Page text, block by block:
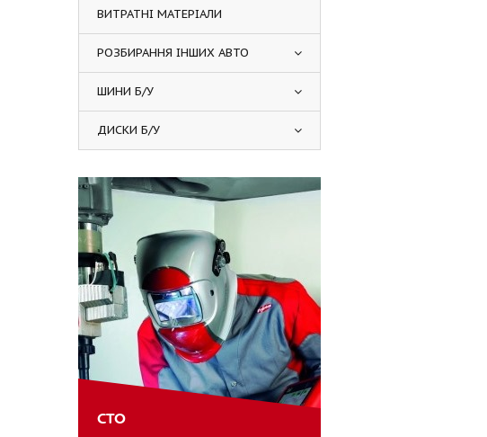
ВИТРАТНІ МАТЕРІАЛИ
РОЗБИРАННЯ ІНШИХ АВТО
ШИНИ Б/У
ДИСКИ Б/У
СТО